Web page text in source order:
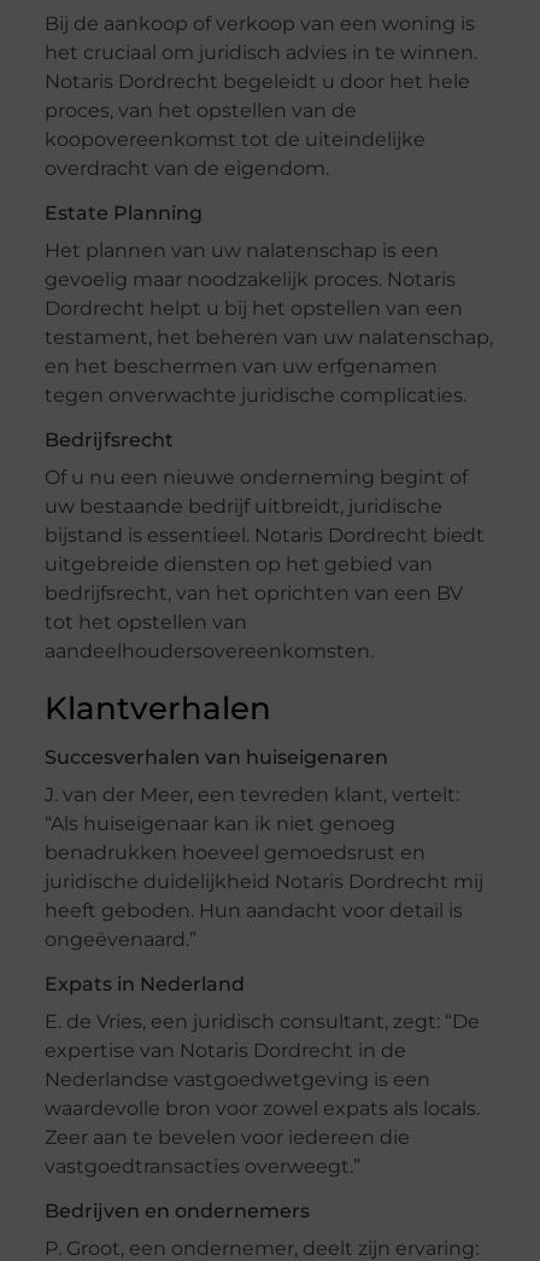
Bij de aankoop of verkoop van een woning is
het cruciaal om juridisch advies in te winnen.
Notaris Dordrecht begeleidt u door het hele
proces, van het opstellen van de
koopovereenkomst tot de uiteindelijke
overdracht van de eigendom.
Estate Planning
Het plannen van uw nalatenschap is een
gevoelig maar noodzakelijk proces. Notaris
Dordrecht helpt u bij het opstellen van een
testament, het beheren van uw nalatenschap,
en het beschermen van uw erfgenamen
tegen onverwachte juridische complicaties.
Bedrijfsrecht
Of u nu een nieuwe onderneming begint of
uw bestaande bedrijf uitbreidt, juridische
bijstand is essentieel. Notaris Dordrecht biedt
uitgebreide diensten op het gebied van
bedrijfsrecht, van het oprichten van een BV
tot het opstellen van
aandeelhoudersovereenkomsten.
Klantverhalen
Succesverhalen van huiseigenaren
J. van der Meer, een tevreden klant, vertelt:
“Als huiseigenaar kan ik niet genoeg
benadrukken hoeveel gemoedsrust en
juridische duidelijkheid Notaris Dordrecht mij
heeft geboden. Hun aandacht voor detail is
ongeëvenaard.”
Expats in Nederland
E. de Vries, een juridisch consultant, zegt: “De
expertise van Notaris Dordrecht in de
Nederlandse vastgoedwetgeving is een
waardevolle bron voor zowel expats als locals.
Zeer aan te bevelen voor iedereen die
vastgoedtransacties overweegt.”
Bedrijven en ondernemers
P. Groot, een ondernemer, deelt zijn ervaring: